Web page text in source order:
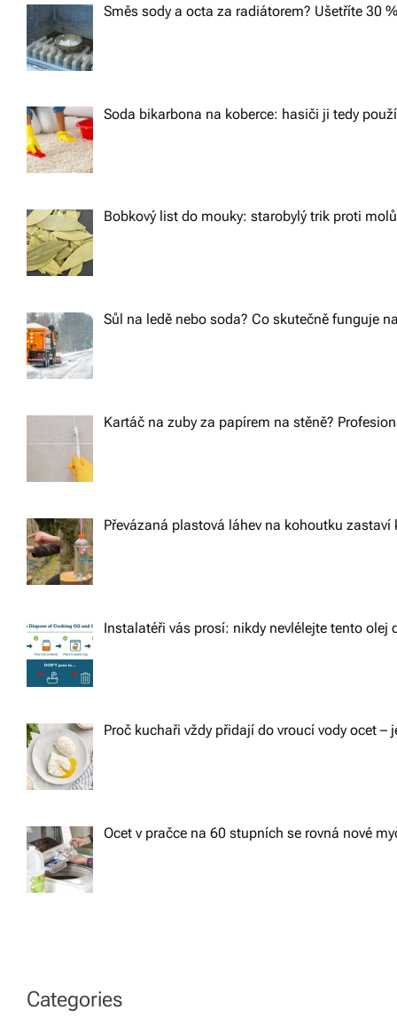
Směs sody a octa za radiátorem? Ušetříte 30
Soda bikarbona na koberce: hasiči ji tedy
Bobkový list do mouky: starobylý trik proti
Sůl na ledě nebo soda? Co skutečně funguje
Kartáč na zuby za papírem na stěně?
Převázaná plastová láhev na kohoutku zastaví
Instalatéři vás prosí: nikdy nevlélejte tento olej
Proč kuchaři vždy přidají do vroucí vody ocet –
Ocet v pračce na 60 stupních se rovná nové
Categories